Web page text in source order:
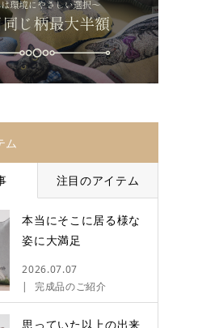
ム
注目のアイテム
本当にそこに居る様な
姿に大満足
2026.07.07
完成品のご紹介
思っていた以上の出来